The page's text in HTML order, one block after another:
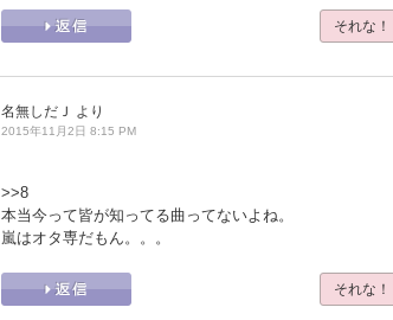
それな！
名無しだＪ より
2015年11月2日 8:15 PM
>>8
本当今って皆が知ってる曲ってないよね。
嵐はオタ専だもん。。。
それな！